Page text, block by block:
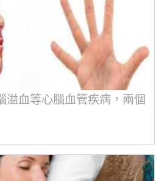
溢血等心腦血管疾病，兩個